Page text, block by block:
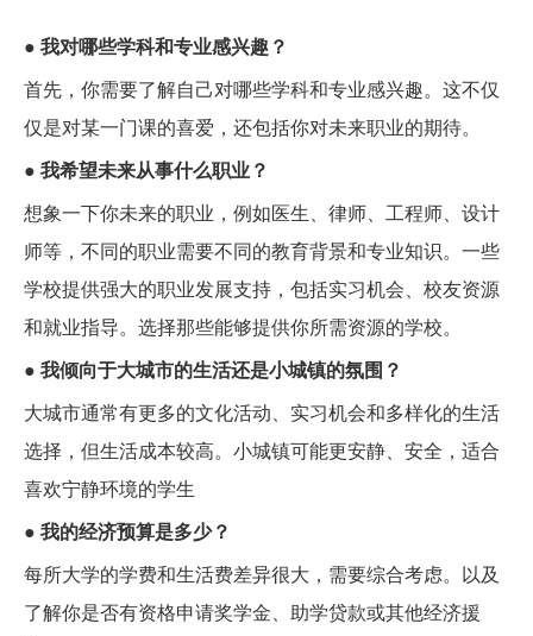
● 我对哪些学科和专业感兴趣？
首先，你需要了解自己对哪些学科和专业感兴趣。这不仅
仅是对某一门课的喜爱，还包括你对未来职业的期待。
● 我希望未来从事什么职业？
想象一下你未来的职业，例如医生、律师、工程师、设计
师等，不同的职业需要不同的教育背景和专业知识。一些
学校提供强大的职业发展支持，包括实习机会、 校友资源
和就业指导。选择那些能够提供你所需资源的学校。
● 我倾向于大城市的生活还是小城镇的氛围？
大城市通常有更多的文化活动、实习机会和多样化的生活
选择，但生活成本较高。小城镇可能更安静、安全，适合
喜欢宁静环境的学生
● 我的经济预算是多少？
每所大学的学费和生活费差异很大，需要综合考虑。以及
了解你是否有资格申请奖学金、助学贷款或其他经济援